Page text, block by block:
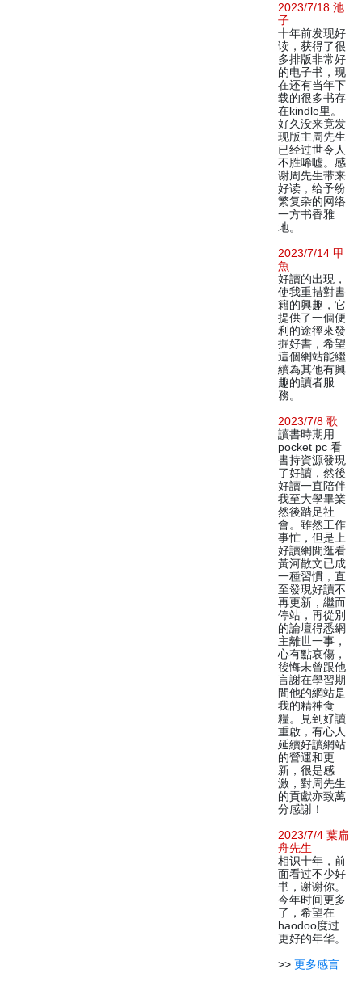
2023/7/18 池
子
十年前发现好
读，获得了很
多排版非常好
的电子书，现
在还有当年下
载的很多书存
在kindle里。
好久没来竟发
现版主周先生
已经过世令人
不胜唏嘘。感
谢周先生带来
好读，给予纷
繁复杂的网络
一方书香雅
地。
2023/7/14 甲
魚
好讀的出現，
使我重措對書
籍的興趣，它
提供了一個便
利的途徑來發
掘好書，希望
這個網站能繼
續為其他有興
趣的讀者服
務。
2023/7/8 歌
讀書時期用
pocket pc 看
書持資源發現
了好讀，然後
好讀一直陪伴
我至大學畢業
然後踏足社
會。雖然工作
事忙，但是上
好讀網閒逛看
黃河散文已成
一種習慣，直
至發現好讀不
再更新，繼而
停站，再從別
的論壇得悉網
主離世一事，
心有點哀傷，
後悔未曾跟他
言謝在學習期
間他的網站是
我的精神食
糧。見到好讀
重啟，有心人
延續好讀網站
的營運和更
新，很是感
激，對周先生
的貢獻亦致萬
分感謝！
2023/7/4 葉扁
舟先生
相识十年，前
面看过不少好
书，谢谢你。
今年时间更多
了，希望在
haodoo度过
更好的年华。
>> 更多感言